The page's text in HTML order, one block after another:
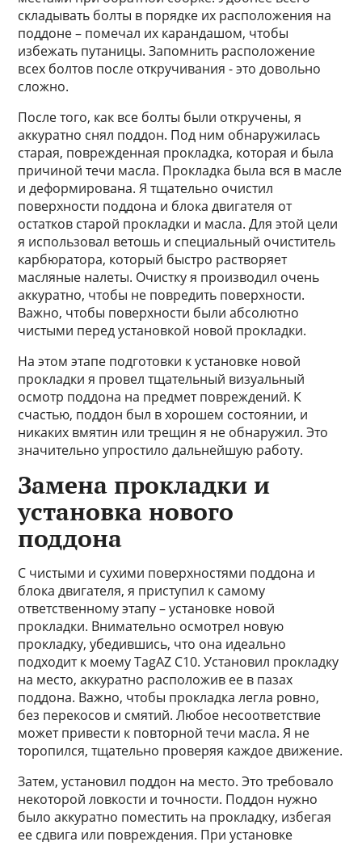
складывать болты в порядке их расположения на
поддоне – помечал их карандашом, чтобы
избежать путаницы. Запомнить расположение
всех болтов после откручивания - это довольно
сложно.
После того, как все болты были откручены, я
аккуратно снял поддон. Под ним обнаружилась
старая, поврежденная прокладка, которая и была
причиной течи масла. Прокладка была вся в масле
и деформирована. Я тщательно очистил
поверхности поддона и блока двигателя от
остатков старой прокладки и масла. Для этой цели
я использовал ветошь и специальный очиститель
карбюратора, который быстро растворяет
масляные налеты. Очистку я производил очень
аккуратно, чтобы не повредить поверхности.
Важно, чтобы поверхности были абсолютно
чистыми перед установкой новой прокладки.
На этом этапе подготовки к установке новой
прокладки я провел тщательный визуальный
осмотр поддона на предмет повреждений. К
счастью, поддон был в хорошем состоянии, и
никаких вмятин или трещин я не обнаружил. Это
значительно упростило дальнейшую работу.
Замена прокладки и
установка нового
поддона
С чистыми и сухими поверхностями поддона и
блока двигателя, я приступил к самому
ответственному этапу – установке новой
прокладки. Внимательно осмотрел новую
прокладку, убедившись, что она идеально
подходит к моему TagAZ C10. Установил прокладку
на место, аккуратно расположив ее в пазах
поддона. Важно, чтобы прокладка легла ровно,
без перекосов и смятий. Любое несоответствие
может привести к повторной течи масла. Я не
торопился, тщательно проверяя каждое движение.
Затем, установил поддон на место. Это требовало
некоторой ловкости и точности. Поддон нужно
было аккуратно поместить на прокладку, избегая
ее сдвига или повреждения. При установке